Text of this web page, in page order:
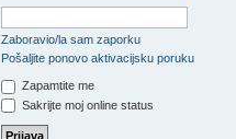
Zaboravio/la sam zaporku
Pošaljite ponovo aktivacijsku poruku
Zapamtite me
Sakrijte moj online status